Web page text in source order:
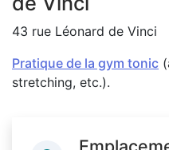
43 rue Léonard de Vinci
Pratique de la gym tonic
stretching, etc.).